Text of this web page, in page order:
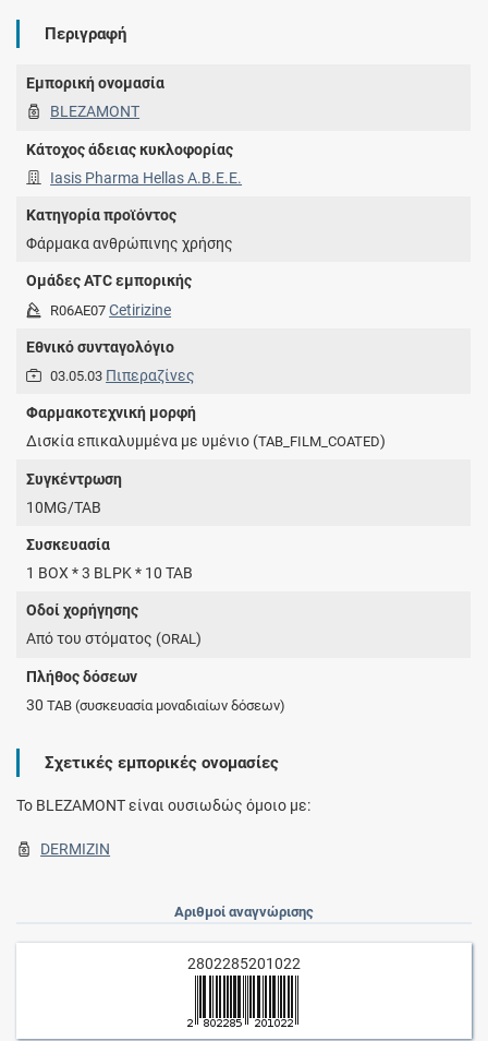
Περιγραφή
Εμπορική ονομασία
BLEZAMONT
Κάτοχος άδειας κυκλοφορίας
Iasis Pharma Hellas Α.Β.Ε.Ε.
Κατηγορία προϊόντος
Φάρμακα ανθρώπινης χρήσης
Ομάδες ATC εμπορικής
R06AE07 Cetirizine
Εθνικό συνταγολόγιο
03.05.03 Πιπεραζίνες
Φαρμακοτεχνική μορφή
Δισκία επικαλυμμένα με υμένιο (TAB_FILM_COATED)
Συγκέντρωση
10MG/TAB
Συσκευασία
1 BOX * 3 BLPK * 10 TAB
Οδοί χορήγησης
Από του στόματος (ORAL)
Πλήθος δόσεων
30TAB (συσκευασία μοναδιαίων δόσεων)
Σχετικές εμπορικές ονομασίες
To BLEZAMONT είναι ουσιωδώς όμοιο με:
DERMIZIN
Αριθμοί αναγνώρισης
2802285201022